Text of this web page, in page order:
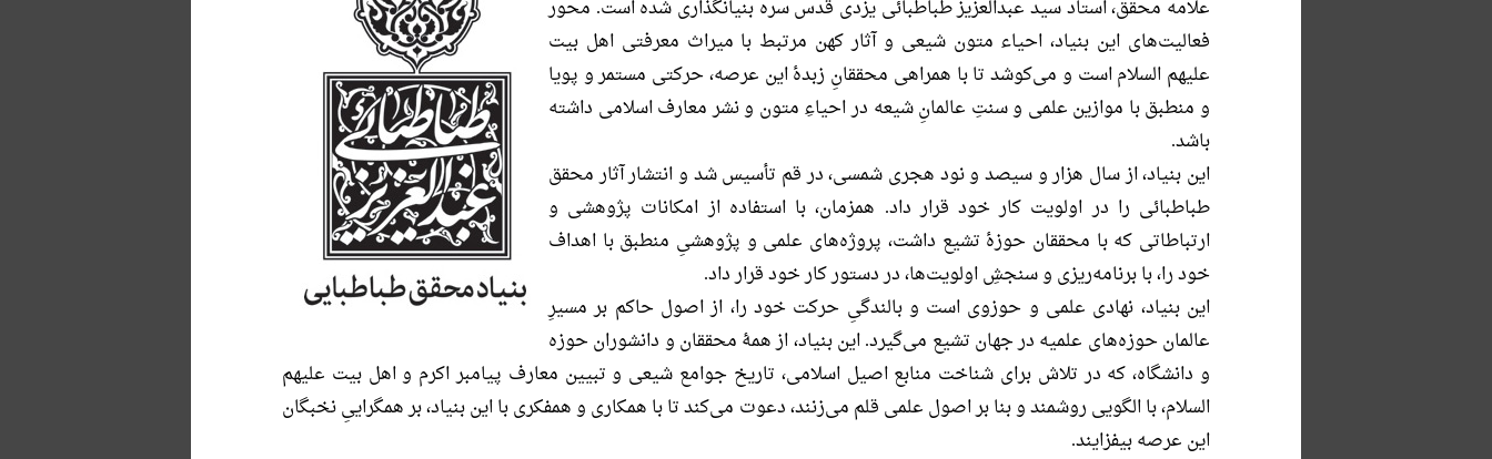
علامه محقق، استاد سید عبدالعزیز طباطبائی یزدی قدس سره بنیانگذاری شده است. محور
فعالیت‌های این بنیاد، احیاء متون شیعی و آثار کهن مرتبط با میراث معرفتی اهل بیت
علیهم السلام است و می‌کوشد تا با همراهی محققانِ زبدۀ این عرصه، حرکتی مستمر و پویا
و منطبق با موازین علمی و سنتِ عالمانِ شیعه در احیاءِ متون و نشر معارف اسلامی داشته
باشد.
این بنیاد، از سال هزار و سیصد و نود هجری شمسی، در قم تأسیس شد و انتشار آثار محقق
طباطبائی را در اولویت کار خود قرار داد. همزمان، با استفاده از امکانات پژوهشی و
ارتباطاتی که با محققان حوزۀ تشیع داشت، پروژه‌های علمی و پژوهشیِ منطبق با اهداف
خود را، با برنامه‌ریزی و سنجشِ اولویت‌ها، در دستور کار خود قرار داد.
این بنیاد، نهادی علمی و حوزوی است و بالندگیِ حرکت خود را، از اصول حاکم بر مسیرِ
عالمان حوزه‌های علمیه در جهان تشیع می‌گیرد. این بنیاد، از همۀ محققان و دانشوران حوزه
و دانشگاه، که در تلاش برای شناخت منابع اصیل اسلامی، تاریخ جوامع شیعی و تبیین معارف پیامبر اکرم و اهل بیت علیهم
السلام، با الگویی روشمند و بنا بر اصول علمی قلم می‌زنند، دعوت می‌کند تا با همکاری و همفکری با این بنیاد، بر همگراییِ نخبگان
این عرصه بیفزایند.